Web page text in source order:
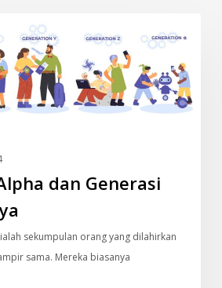
dan Generasi
sekumpulan orang yang dilahirkan
sama. Mereka biasanya